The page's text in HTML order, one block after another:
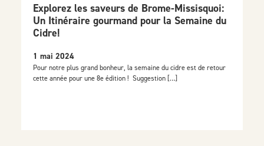
Explorez les saveurs de Brome-Missisquoi:
Un Itinéraire gourmand pour la Semaine du
Cidre!
1 mai 2024
Pour notre plus grand bonheur, la semaine du cidre est de retour
cette année pour une 8e édition ! Suggestion […]